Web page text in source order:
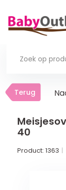
Terug
Thuis
Terug
40
Product: 1363